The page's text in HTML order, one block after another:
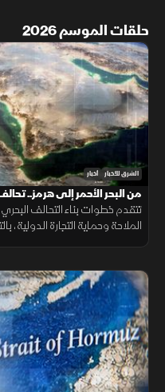
حلقات الموسم 2026
الشرق للأخبار أخبار
من البحر الأحمر إلى هرمز..
تتقدم خطوات بناء التحالف
الملاحة وحماية التجارة